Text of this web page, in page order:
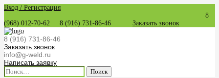
Вход / Регистрация
8
(968) 012-70-62
8 (916) 731-86-46 Заказать звонок
8 (916) 731-86-46
Заказать звонок
info@g-weld.ru
Написать заявку
Найти: